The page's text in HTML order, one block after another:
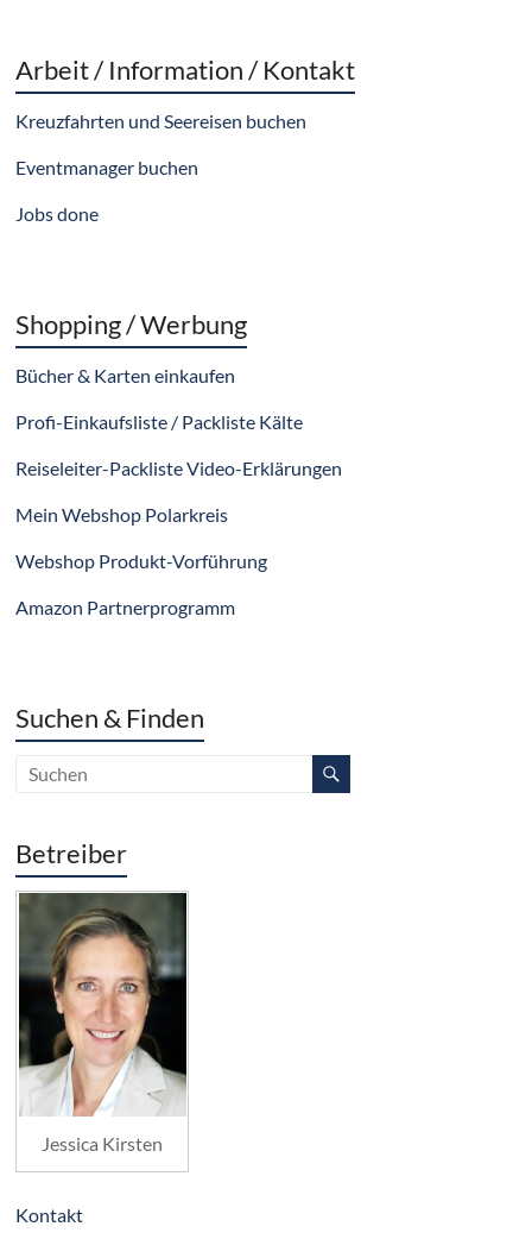
Arbeit / Information / Kontakt
Kreuzfahrten und Seereisen buchen
Eventmanager buchen
Jobs done
Shopping / Werbung
Bücher & Karten einkaufen
Profi-Einkaufsliste / Packliste Kälte
Reiseleiter-Packliste Video-Erklärungen
Mein Webshop Polarkreis
Webshop Produkt-Vorführung
Amazon Partnerprogramm
Suchen & Finden
Betreiber
Jessica Kirsten
Kontakt